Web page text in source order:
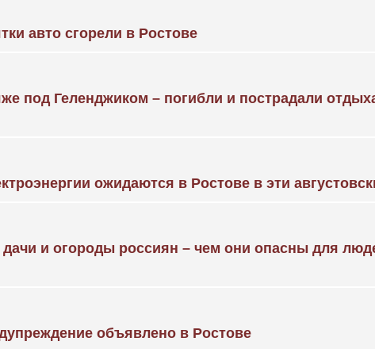
авто сгорели в Ростове
под Геленджиком – погибли и пострадали
ожидаются в Ростове в эти
дачи и огороды россиян – чем они опасны для
объявлено в Ростове